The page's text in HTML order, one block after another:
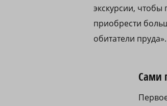
экскурсии, чтобы
приобрести
обитатели пруда».
Сами